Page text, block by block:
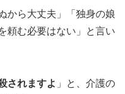
から大丈夫」「独身の娘
頼む必要はない」と言い
されますよ 」と、介護の